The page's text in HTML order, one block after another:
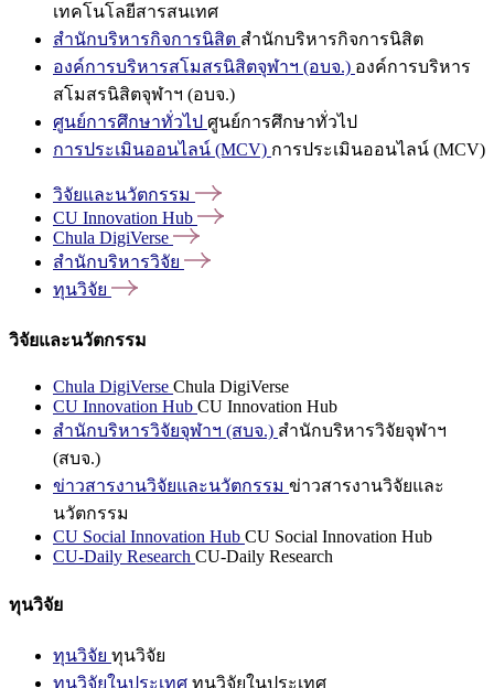
เทคโนโลยีสารสนเทศ
สำนักบริหารกิจการนิสิต สำนักบริหารกิจการนิสิต
องค์การบริหารสโมสรนิสิตจุฬาฯ (อบจ.) องค์การบริหาร
สโมสรนิสิตจุฬาฯ (อบจ.)
ศูนย์การศึกษาทั่วไป ศูนย์การศึกษาทั่วไป
การประเมินออนไลน์ (MCV) การประเมินออนไลน์ (MCV)
วิจัยและนวัตกรรม
CU Innovation Hub
Chula DigiVerse
สำนักบริหารวิจัย
ทุนวิจัย
วิจัยและนวัตกรรม
Chula DigiVerse Chula DigiVerse
CU Innovation Hub CU Innovation Hub
สำนักบริหารวิจัยจุฬาฯ (สบจ.) สำนักบริหารวิจัยจุฬาฯ
(สบจ.)
ข่าวสารงานวิจัยและนวัตกรรม ข่าวสารงานวิจัยและ
นวัตกรรม
CU Social Innovation Hub CU Social Innovation Hub
CU-Daily Research CU-Daily Research
ทุนวิจัย
ทุนวิจัย ทุนวิจัย
ทุนวิจัยในประเทศ ทุนวิจัยในประเทศ